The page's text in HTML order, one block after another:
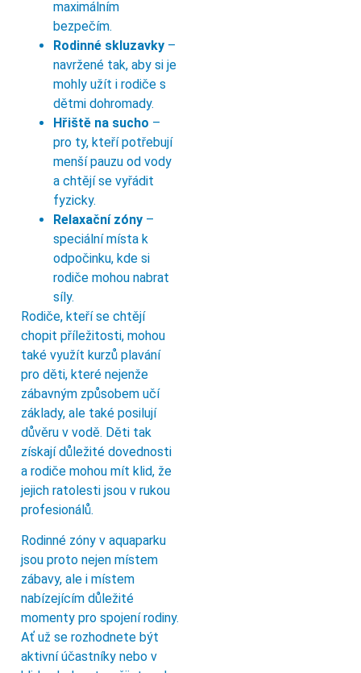
maximálním
bezpečím.
Rodinné skluzavky –
navržené tak, aby si je
mohly užít i rodiče s
dětmi dohromady.
Hřiště na sucho –
pro ty, kteří potřebují
menší pauzu od vody
a chtějí se vyřádit
fyzicky.
Relaxační zóny –
speciální místa k
odpočinku, kde si
rodiče mohou nabrat
síly.
Rodiče, kteří se chtějí
chopit příležitosti, mohou
také využít kurzů plavání
pro děti, které nejenže
zábavným způsobem učí
základy, ale také posilují
důvěru v vodě. Děti tak
získají důležité dovednosti
a rodiče mohou mít klid, že
jejich ratolesti jsou v rukou
profesionálů.
Rodinné zóny v aquaparku
jsou proto nejen místem
zábavy, ale i místem
nabízejícím důležité
momenty pro spojení rodiny.
Ať už se rozhodnete být
aktivní účastníky nebo v